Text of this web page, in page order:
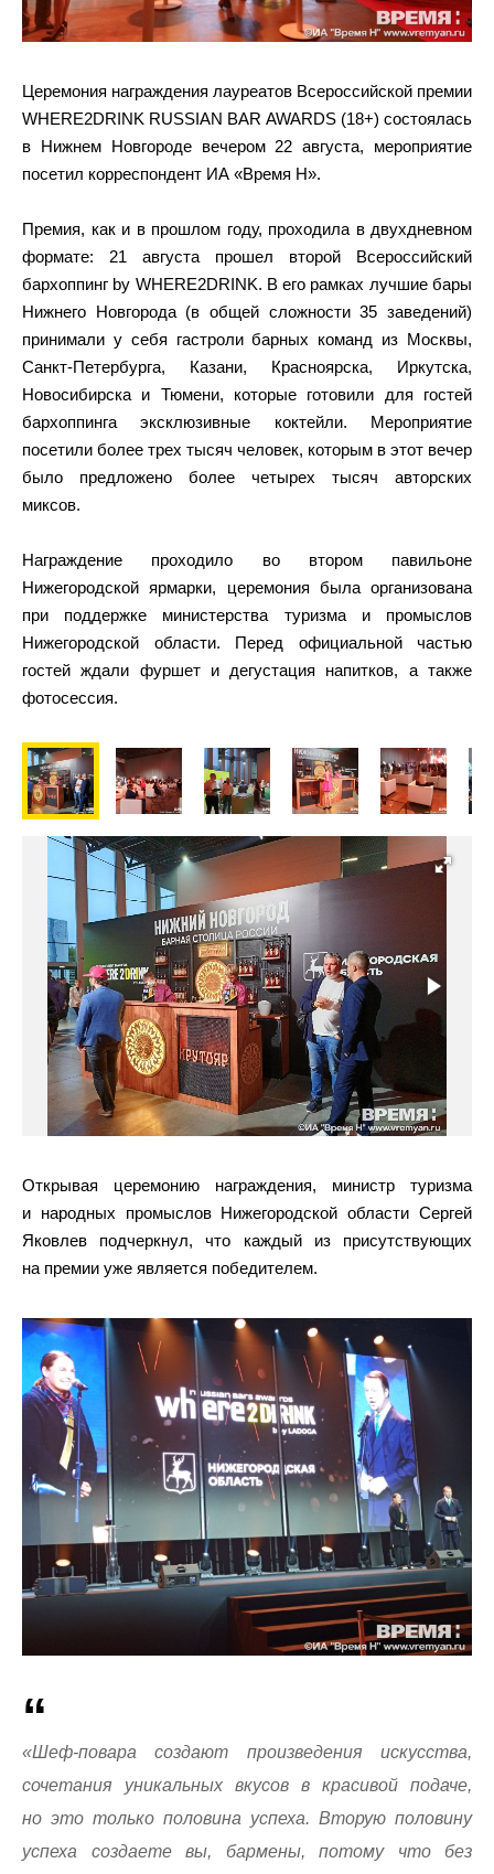
Церемония награждения лауреатов Всероссийской премии
WHERE2DRINK RUSSIAN BAR AWARDS (18+) состоялась
в Нижнем Новгороде вечером 22 августа, мероприятие
посетил корреспондент ИА «Время Н».
Премия, как и в прошлом году, проходила в двухдневном
формате: 21 августа прошел второй Всероссийский
бархоппинг by WHERE2DRINK. В его рамках лучшие бары
Нижнего Новгорода (в общей сложности 35 заведений)
принимали у себя гастроли барных команд из Москвы,
Санкт-Петербурга, Казани, Красноярска, Иркутска,
Новосибирска и Тюмени, которые готовили для гостей
бархоппинга эксклюзивные коктейли. Мероприятие
посетили более трех тысяч человек, которым в этот вечер
было предложено более четырех тысяч авторских
миксов.
Награждение проходило во втором павильоне
Нижегородской ярмарки, церемония была организована
при поддержке министерства туризма и промыслов
Нижегородской области. Перед официальной частью
гостей ждали фуршет и дегустация напитков, а также
фотосессия.
Открывая церемонию награждения, министр туризма
и народных промыслов Нижегородской области Сергей
Яковлев подчеркнул, что каждый из присутствующих
на премии уже является победителем.
«Шеф-повара создают произведения искусства,
сочетания уникальных вкусов в красивой подаче,
но это только половина успеха. Вторую половину
успеха создаете вы, бармены, потому что без